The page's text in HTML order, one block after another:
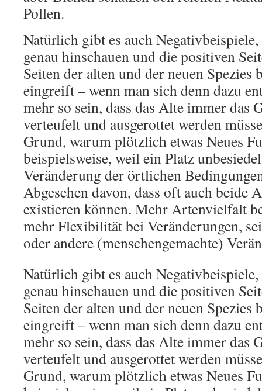
Pollen.
Natürlich gibt es auch Negativbeispiele,
genau hinschauen und die positiven
Seiten der alten und der neuen Spezies
eingreift – wenn man sich denn dazu
mehr so sein, dass das Alte immer das
verteufelt und ausgerottet werden
Grund, warum plötzlich etwas Neues
beispielsweise, weil ein Platz
Veränderung der örtlichen
Abgesehen davon, dass oft auch beide
existieren können. Mehr Artenvielfalt
mehr Flexibilität bei Veränderungen,
oder andere (menschengemachte)
Natürlich gibt es auch Negativbeispiele,
genau hinschauen und die positiven
Seiten der alten und der neuen Spezies
eingreift – wenn man sich denn dazu
mehr so sein, dass das Alte immer das
verteufelt und ausgerottet werden
Grund, warum plötzlich etwas Neues